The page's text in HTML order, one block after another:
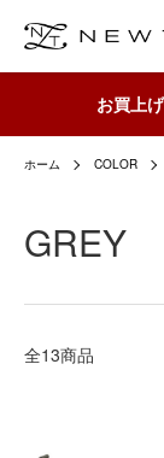
お買上
ホーム COLOR
GREY
全13商品